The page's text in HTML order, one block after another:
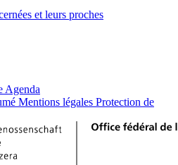
et leurs proches
Agenda
Mentions légales Protection de